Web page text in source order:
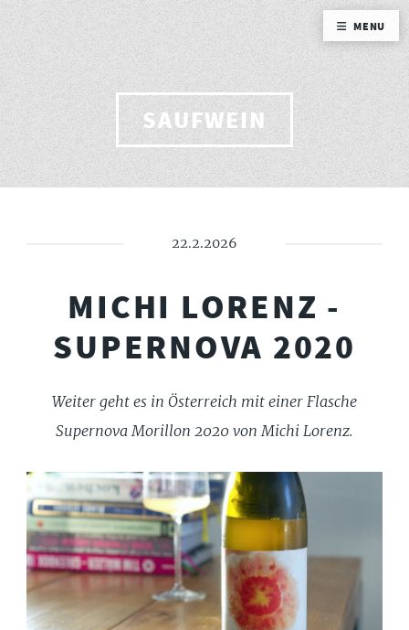
SAUFWEIN
22.2.2026
MICHI LORENZ -
SUPERNOVA 2020
Weiter geht es in Österreich mit einer Flasche
Supernova Morillon 2020 von Michi Lorenz.
MENU